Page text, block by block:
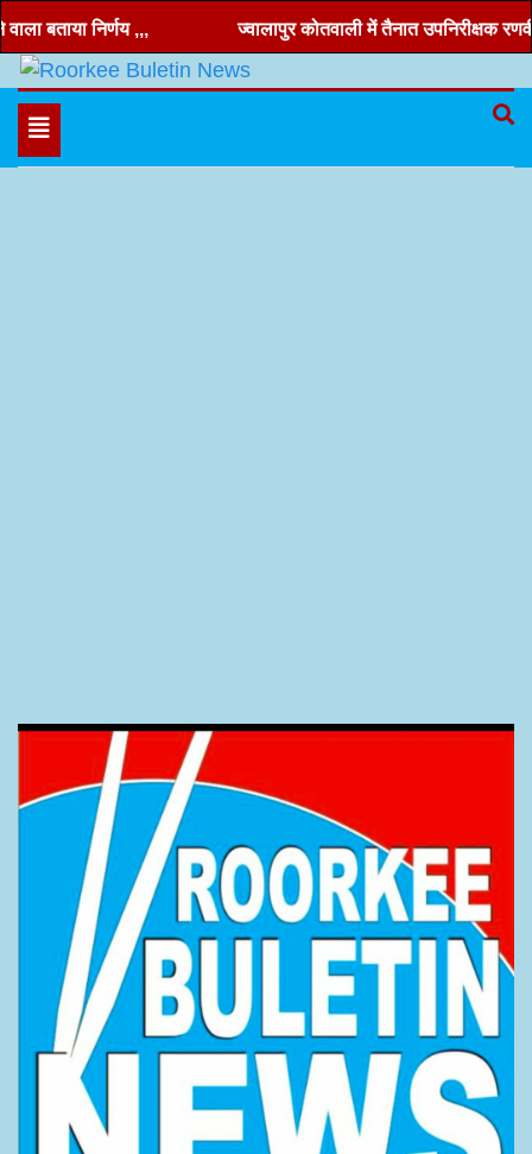
Skip
to
content
निर्णय ,,, ज्वालापुर कोतवाली में तैनात उपनिरीक्षक रणवीर
Roorkee Buletin News
Hindi news, roorkee news, Uttarakhand news
Toggle
navigation